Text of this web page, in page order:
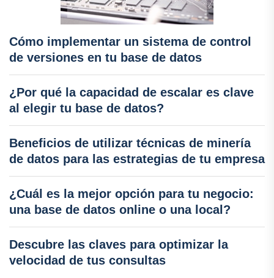
Cómo implementar un sistema de control
de versiones en tu base de datos
¿Por qué la capacidad de escalar es clave
al elegir tu base de datos?
Beneficios de utilizar técnicas de minería
de datos para las estrategias de tu empresa
¿Cuál es la mejor opción para tu negocio:
una base de datos online o una local?
Descubre las claves para optimizar la
velocidad de tus consultas